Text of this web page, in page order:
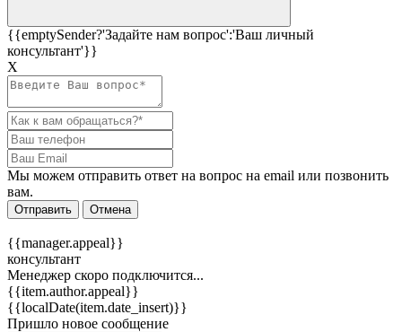
{{emptySender?'Задайте нам вопрос':'Ваш личный
консультант'}}
Х
Мы можем отправить ответ на вопрос на email или позвонить
вам.
Отправить Отмена
{{manager.appeal}}
консультант
Менеджер скоро подключится...
{{item.author.appeal}}
{{localDate(item.date_insert)}}
Пришло новое сообщение